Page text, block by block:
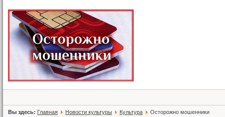
Вы здесь: Главная Новости культуры Культура Осторожно мошенники